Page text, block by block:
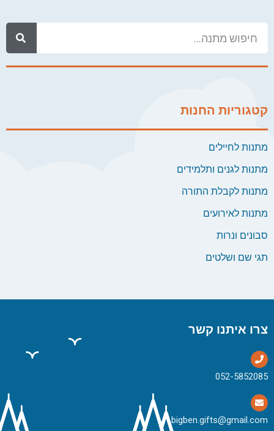
קטגוריות החנות
מתנות לחיילים
מתנות לגנים ותלמידים
מתנות לקבלת התורה
מתנות לאירועים
סבונים ונרות
תגי שם ושלטים
צרו איתנו קשר
bigben.gifts@gmail.com